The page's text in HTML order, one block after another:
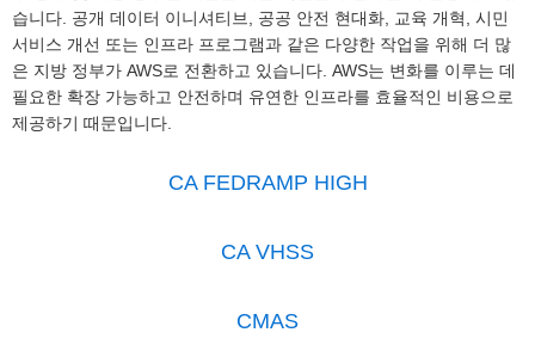
습니다. 공개 데이터 이니셔티브, 공공 안전 현대화, 교육 개혁, 시민
서비스 개선 또는 인프라 프로그램과 같은 다양한 작업을 위해 더 많
은 지방 정부가 AWS로 전환하고 있습니다. AWS는 변화를 이루는 데
필요한 확장 가능하고 안전하며 유연한 인프라를 효율적인 비용으로
제공하기 때문입니다.
CA FEDRAMP HIGH
CA VHSS
CMAS